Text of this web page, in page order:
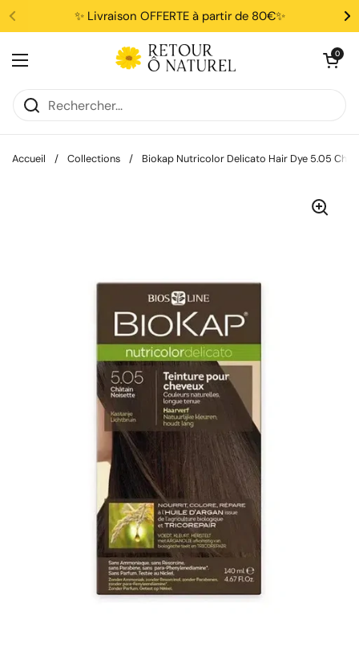
Passer au contenu✨ Livraison OFFERTE à partir de 80€✨
Ouvrir le menu
Ouvrir le
0
Accueil / Collections / Biokap Nutricolor Delicato Hair Dye 5.05